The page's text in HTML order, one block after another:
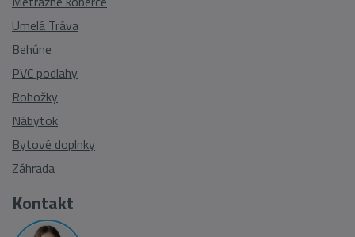
Umelá Tráva
Behúne
PVC podlahy
Rohožky
Nábytok
Bytové doplnky
Záhrada
Kontakt